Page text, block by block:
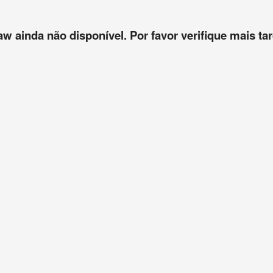
ainda não disponível. Por favor verifique mais